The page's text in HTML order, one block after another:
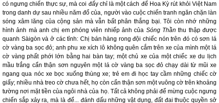
có ngưng chiến thực sự, mà coi đấy chỉ là một cách để Hoa Kỳ rút khỏi Việt Nam
trong danh dự sau nhiều năm đổ của, người vào cuộc chiến tranh ngăn chặn làn
sóng xâm lăng của cộng sản mà vẫn bất phân thắng bại. Tôi còn nhớ những
hình ảnh mà anh chị em phóng viên nhiếp ảnh của Sóng Thần thu thập được
quanh Sàigòn và ở các tỉnh: Chị bán hàng rong đội chiếc nón trên đó có sơn lá
cờ vàng ba sọc đỏ; anh phu xe xích lô không quên cắm trên xe của mình một lá
cờ vàng phất phới lớn bằng hai bàn tay; một chủ xe của một chiếc xe du lịch
mầu trắng cẩn thận sơn nguyên một lá cờ vàng ba sọc đỏ chạy dài từ mũi xe
ngang qua nóc xe bọc xuống thùng xe; trẻ em đi học tay cầm những chiếc cờ
giấy; nhiều nhà treo cờ chưa hết, họ còn cẩn thận sơn một vuông cờ trên khoảng
tường nơi mặt tiền của ngôi nhà của họ. Tất cả không phải để mừng cuộc ngưng
chiến sắp xảy ra, mà là để... đánh dấu những vật dụng, đất đai thuộc quyền sở